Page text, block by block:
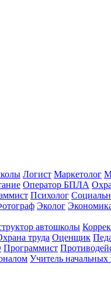
Логист Маркетолог
Оператор БПЛА
Психолог
Эколог
автошколы
труда Оценщик
Программист
Учитель начальных